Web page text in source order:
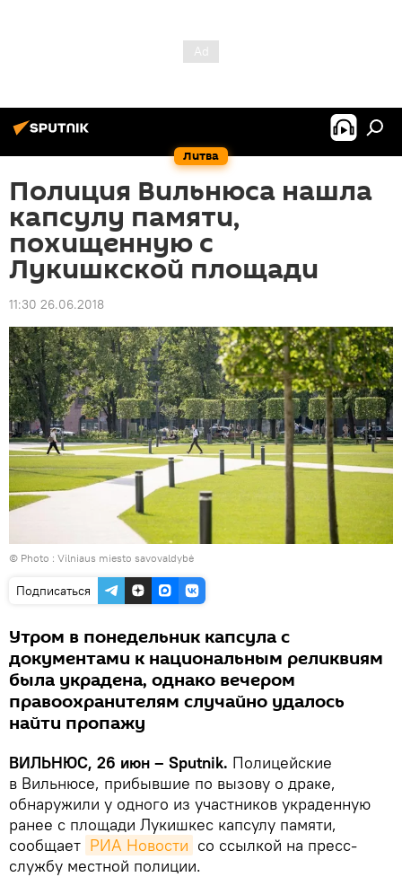
Литва
Полиция Вильнюса нашла
капсулу памяти,
похищенную с
Лукишкской площади
11:30 26.06.2018
© Photo : Vilniaus miesto savovaldybė
Подписаться
Утром в понедельник капсула с
документами к национальным реликвиям
была украдена, однако вечером
правоохранителям случайно удалось
найти пропажу
ВИЛЬНЮС, 26 июн – Sputnik. Полицейские
в Вильнюсе, прибывшие по вызову о драке,
обнаружили у одного из участников украденную
ранее с площади Лукишкес капсулу памяти,
сообщает РИА Новости со ссылкой на пресс-
службу местной полиции.